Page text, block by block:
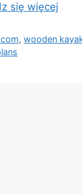
się więcej
,wooden